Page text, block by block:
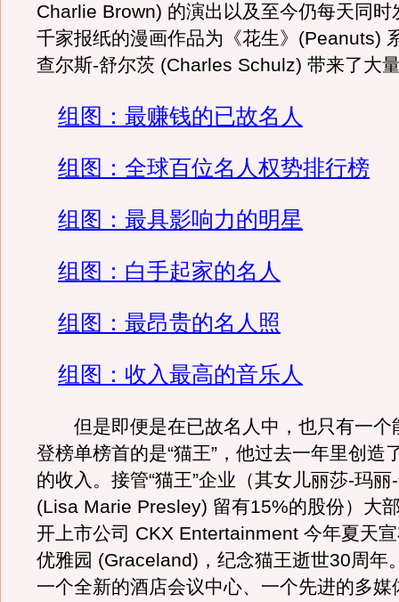
Charlie Brown) 的演出以及至今仍每天同时
千家报纸的漫画作品为《花生》(Peanuts)
查尔斯-舒尔茨 (Charles Schulz) 带来了大
组图：最赚钱的已故名人
组图：全球百位名人权势排行榜
组图：最具影响力的明星
组图：白手起家的名人
组图：最昂贵的名人照
组图：收入最高的音乐人
但是即便是在已故名人中，也只有一个
登榜单榜首的是“猫王”，他过去一年里创造
的收入。接管“猫王”企业（其女儿丽莎-玛丽
(Lisa Marie Presley) 留有15%的股份）大
开上市公司 CKX Entertainment 今年夏天
优雅园 (Graceland)，纪念猫王逝世30周年
一个全新的酒店会议中心、一个先进的多媒